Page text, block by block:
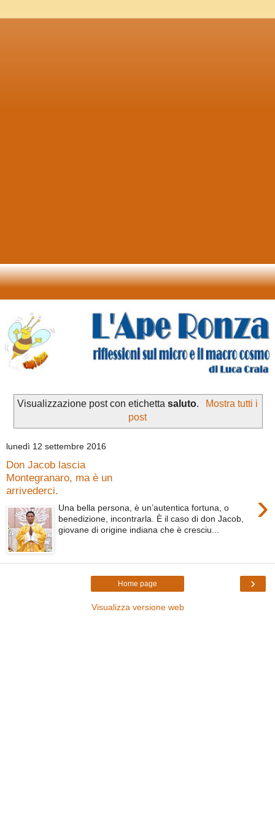
Visualizzazione post con etichettasaluto.
Mostra tutti i
post
lunedì 12 settembre 2016
Don Jacob lascia
Montegranaro, ma è un
arrivederci.
›
Una bella persona, è un’autentica fortuna, o
benedizione, incontrarla. È il caso di don Jacob,
giovane di origine indiana che è cresciu...
›
Home page
Visualizza versione web